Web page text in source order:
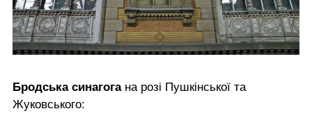
Бродська синагогана розі Пушкінської та
Жуковського: